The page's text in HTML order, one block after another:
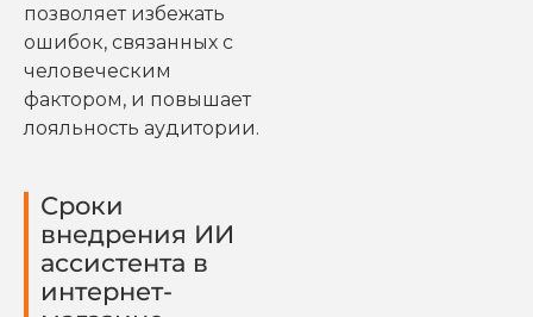
позволяет избежать
ошибок, связанных с
человеческим
фактором, и повышает
лояльность аудитории.
Сроки
внедрения ИИ
ассистента в
интернет-